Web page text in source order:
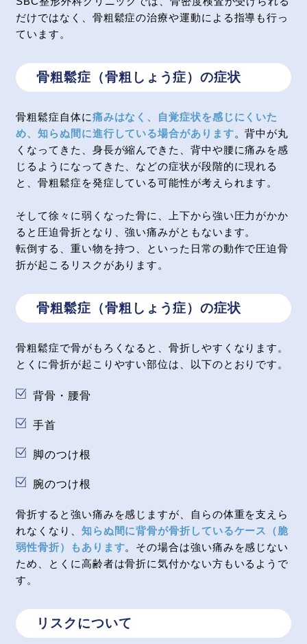
だけではなく、⾻粗鬆症の治療や運動による指導も⾏っ
ています。
骨粗鬆症（骨粗しょう症）の症状
骨粗鬆症自体に痛みはなく、自覚症状を感じにくいた
め、知らぬ間に進行している場合があります。背中が丸
くなってきた、身長が縮んできた、背中や腰に痛みを感
じるようになってきた、などの症状が段階的に現れる
と、骨粗鬆症を発症している可能性が考えられます。
そして徐々に弱くなった骨に、上下から強い圧力がかか
ると圧迫骨折となり、強い痛みがともないます。
転倒する、重い物を持つ、といった日常の動作で圧迫骨
折が起こるリスクがあります。
骨粗鬆症（骨粗しょう症）の症状
骨粗鬆症で骨がもろくなると、骨折しやすくなります。
とくに骨折が起こりやすい部位は、以下のとおりです。
背骨・腰骨
手首
脚のつけ根
腕のつけ根
骨折すると強い痛みを感じますが、自らの体重を支えら
れなくなり、 知らぬ間に背骨が骨折しているケース（脆
弱性骨折）もあります。その場合は強い痛みを感じない
ため、とくに高齢者は骨折に気付かない方もいるようで
す。
リスクについて